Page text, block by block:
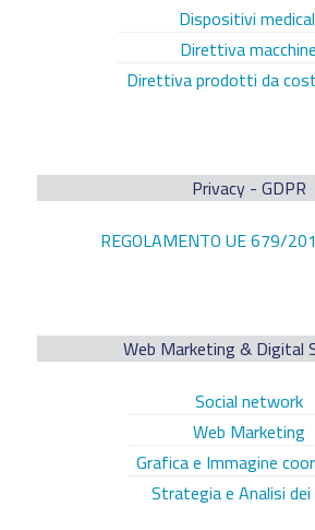
Dispositivi
Direttiva macchine
Direttiva prodotti da
Privacy - GDPR
REGOLAMENTO UE 679/
Web Marketing & Digital
Social network
Web Marketing
Grafica e Immagine
Strategia e Analisi